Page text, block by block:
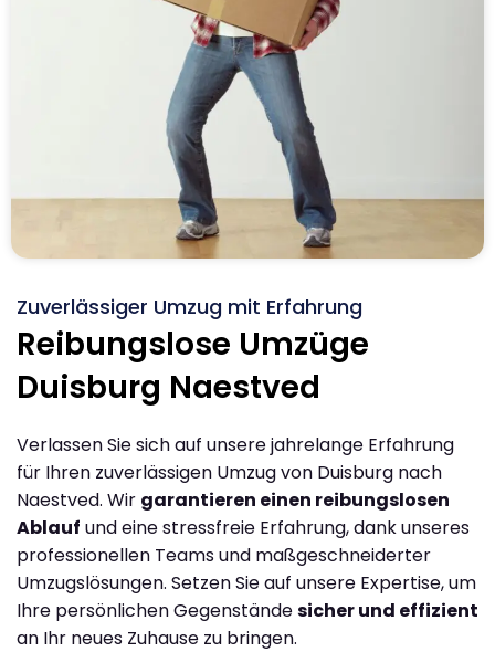
Zuverlässiger Umzug mit Erfahrung
Reibungslose Umzüge
Duisburg Naestved
Verlassen Sie sich auf unsere jahrelange Erfahrung
für Ihren zuverlässigen Umzug von Duisburg nach
Naestved. Wir garantieren einen reibungslosen
Ablauf und eine stressfreie Erfahrung, dank unseres
professionellen Teams und maßgeschneiderter
Umzugslösungen. Setzen Sie auf unsere Expertise, um
Ihre persönlichen Gegenständesicher und effizient
an Ihr neues Zuhause zu bringen.